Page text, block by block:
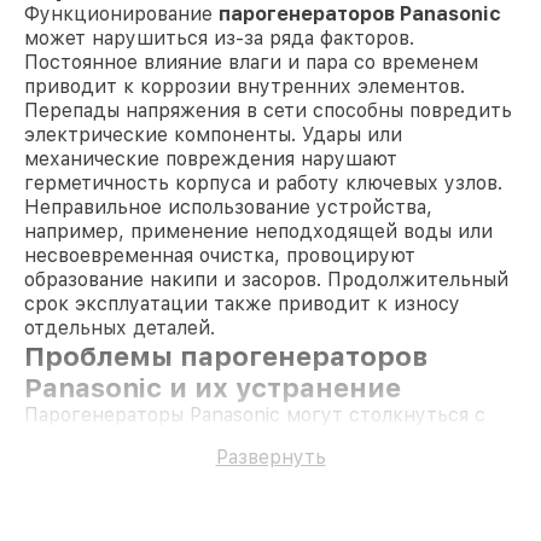
Функционирование парогенераторов Panasonic
может нарушиться из-за ряда факторов.
Постоянное влияние влаги и пара со временем
приводит к коррозии внутренних элементов.
Перепады напряжения в сети способны повредить
электрические компоненты. Удары или
механические повреждения нарушают
герметичность корпуса и работу ключевых узлов.
Неправильное использование устройства,
например, применение неподходящей воды или
несвоевременная очистка, провоцируют
образование накипи и засоров. Продолжительный
срок эксплуатации также приводит к износу
отдельных деталей.
Проблемы парогенераторов
Panasonic и их устранение
Парогенераторы Panasonic могут столкнуться с
профессионального подхода. Например,
Развернуть